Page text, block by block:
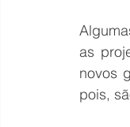
as
novos
pois,